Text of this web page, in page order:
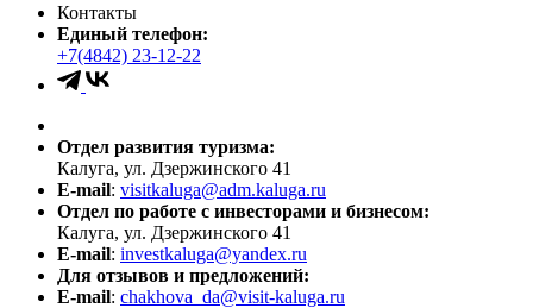
Контакты
Единый телефон:
+7(4842) 23-12-22
Отдел развития туризма:
Калуга, ул. Дзержинского 41
E-mail: visitkaluga@adm.kaluga.ru
Отдел по работе с инвесторами и бизнесом:
Калуга, ул. Дзержинского 41
E-mail: investkaluga@yandex.ru
Для отзывов и предложений:
E-mail: chakhova_da@visit-kaluga.ru